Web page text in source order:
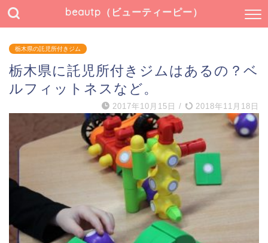
beautp（ビューティーピー）
栃木県の託児所付きジム
栃木県に託児所付きジムはあるの？ベ
ルフィットネスなど。
2017年10月15日 / 2018年11月18日